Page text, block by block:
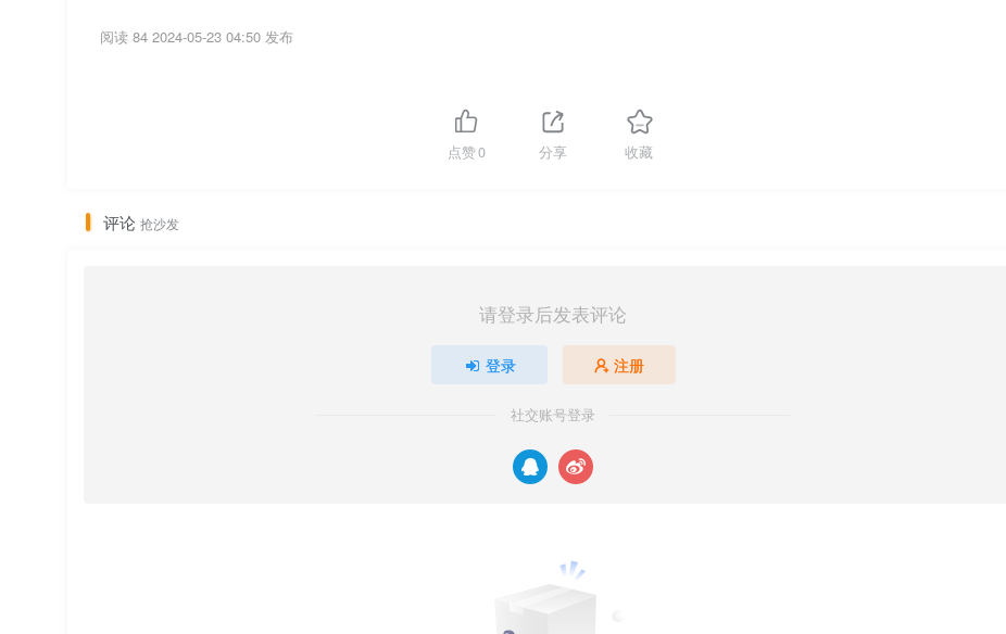
阅读 84 2024-05-23 04:50 发布
点赞0 分享 收藏
评论 抢沙发
请登录后发表评论
登录 注册
社交账号登录